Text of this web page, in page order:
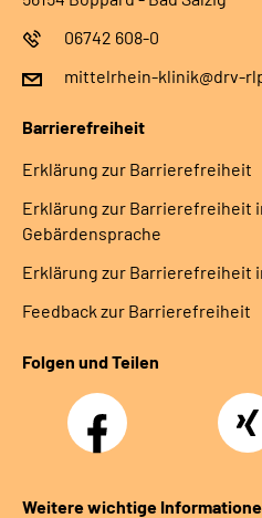
06742 608-0
mittelrhein-klinik@drv-
Barrierefreiheit
Erklärung zur Barrierefreiheit
Erklärung zur Barrierefreiheit
Gebärdensprache
Erklärung zur Barrierefreiheit
Feedback zur Barrierefreiheit
Folgen und Teilen
Facebook Xing
Weitere wichtige